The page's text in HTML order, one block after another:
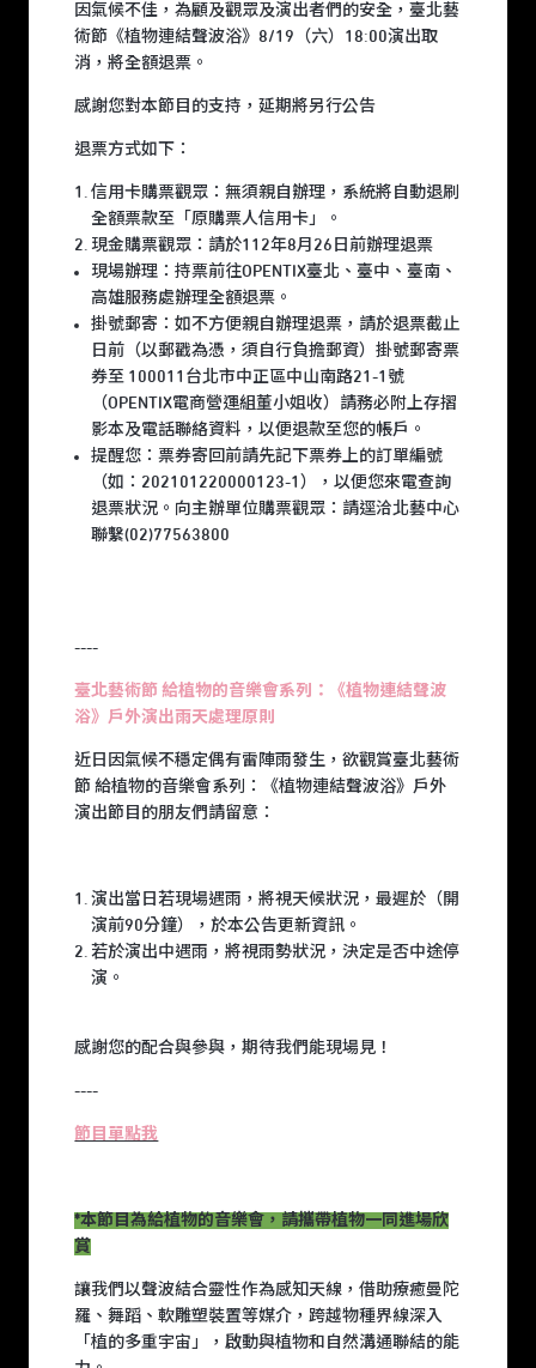
因氣候不佳，為顧及觀眾及演出者們的安全，臺北藝
術節《植物連結聲波浴》8/19（六）18:00演出取
消，將全額退票。
感謝您對本節目的支持，延期將另行公告
退票方式如下：
信用卡購票觀眾：無須親自辦理，系統將自動退刷
全額票款至「原購票人信用卡」。
現金購票觀眾：請於112年8月26日前辦理退票
現場辦理：持票前往OPENTIX臺北、臺中、臺南、
高雄服務處辦理全額退票。
掛號郵寄：如不方便親自辦理退票，請於退票截止
日前（以郵戳為憑，須自行負擔郵資）掛號郵寄票
券至 100011台北市中正區中山南路21-1號
（OPENTIX電商營運組董小姐收）請務必附上存摺
影本及電話聯絡資料，以便退款至您的帳戶。
提醒您：票券寄回前請先記下票券上的訂單編號
（如：202101220000123-1），以便您來電查詢
退票狀況。向主辦單位購票觀眾：請逕洽北藝中心
聯繫(02)77563800
----
臺北藝術節 給植物的音樂會系列：《植物連結聲波
浴》戶外演出雨天處理原則
近日因氣候不穩定偶有雷陣雨發生，欲觀賞臺北藝術
節 給植物的音樂會系列：《植物連結聲波浴》戶外
演出節目的朋友們請留意：
演出當日若現場遇雨，將視天候狀況，最遲於（開
演前90分鐘），於本公告更新資訊。
若於演出中遇雨，將視雨勢狀況，決定是否中途停
演。
感謝您的配合與參與，期待我們能現場見！
----
節目單點我
*本節目為給植物的音樂會，請攜帶植物一同進場欣
賞
讓我們以聲波結合靈性作為感知天線，借助療癒曼陀
羅、舞蹈、軟雕塑裝置等媒介，跨越物種界線深入
「植的多重宇宙」，啟動與植物和自然溝通聯結的能